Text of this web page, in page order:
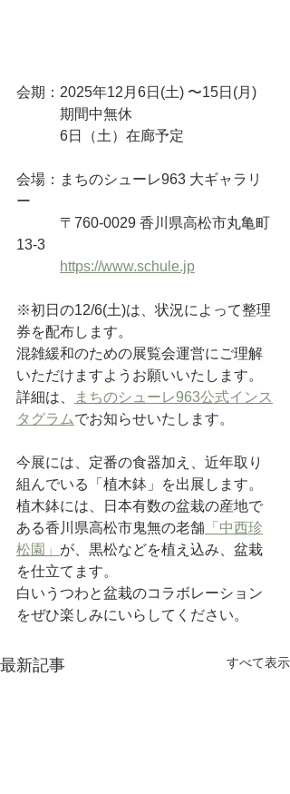
会期：2025年12月6日(土) 〜15日(月)
期間中無休
6日（土）在廊予定
会場：まちのシューレ963 大ギャラリ
ー
〒760-0029 香川県高松市丸亀町
13-3
https://www.schule.jp
※初日の12/6(土)は、状況によって整理
券を配布します。
混雑緩和のための展覧会運営にご理解
いただけますようお願いいたします。
詳細は、
まちのシューレ963公式インス
タグラムでお知らせいたします。
今展には、定番の食器加え、近年取り
組んでいる「植木鉢」を出展します。
植木鉢には、日本有数の盆栽の産地で
ある香川県高松市鬼無の老舗 「中西珍
松園」 が、黒松などを植え込み、盆栽
を仕立てます。
白いうつわと盆栽のコラボレーション
をぜひ楽しみにいらしてください。
最新記事 すべて表示